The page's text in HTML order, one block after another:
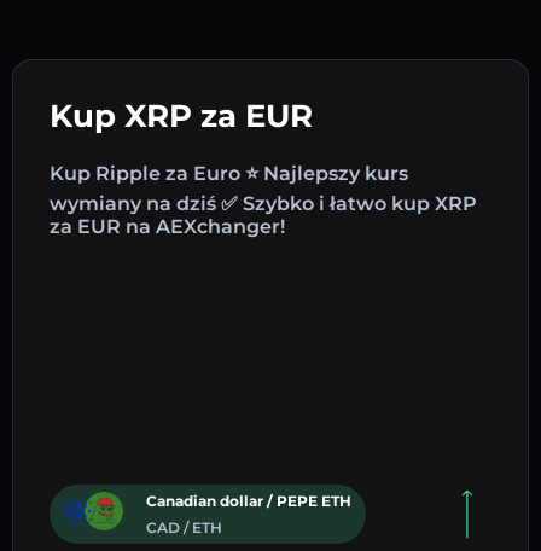
Kup XRP za EUR
Kup Ripple za Euro ⭐ Najlepszy kurs
wymiany na dziś ✅ Szybko i łatwo kup XRP
za EUR na AEXchanger!
Canadian dollar / PEPE ETH
CAD / ETH